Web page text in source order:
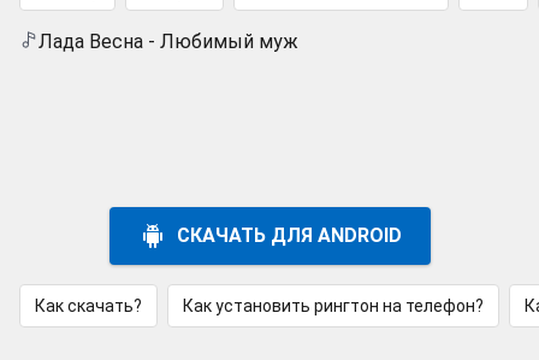
Лада Весна - Любимый муж
СКАЧАТЬ ДЛЯ ANDROID
Как скачать? Как установить рингтон на телефон?